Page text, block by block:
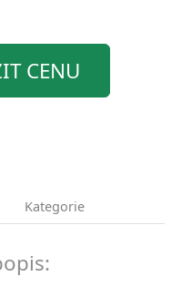
CENU
Kategorie